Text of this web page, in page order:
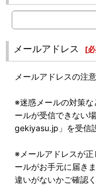
メールアドレス [
メールアドレスの注意
※迷惑メールの対策
ールが受信できない
gekiyasu.jp」を受信
※メールアドレスが
ールがお手元に届き
違いがないかご確認く